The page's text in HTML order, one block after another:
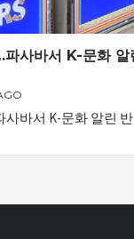
사바서 K-문화
바서 K-문화 알린